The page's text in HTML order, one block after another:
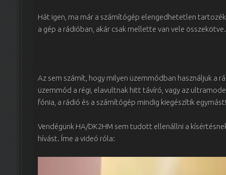
Hát igen, ma már a számítógép elengedhetetlen
a gép a rádióban, akár csak mellette van vele összekötve.
Az sem számít, hogy milyen üzemmódban használjuk a
üzemmód a régi, elavultnak hitt távíró, vagy az
fónia, a rádió és a számítógép mindig kiegészítik egymást!
Vendégünk HA/DK2HM sem tudott ellenállni a
hívást. Íme a videó róla: